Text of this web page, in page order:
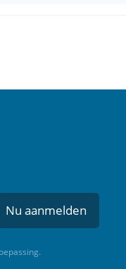
Nu aanmelden